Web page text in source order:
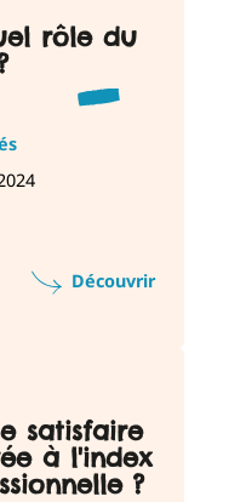
Découvrir
à l'index
?